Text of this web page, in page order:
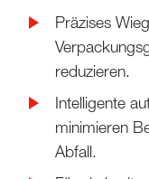
Präzises
reduzieren.
Intelligente
minimieren
Abfall.